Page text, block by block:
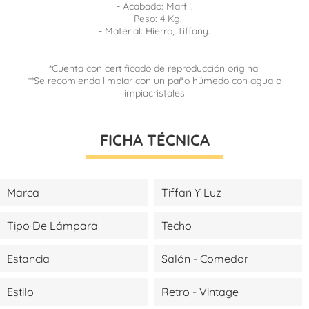
- Acabado: Marfil.
- Peso: 4 Kg.
- Material: Hierro, Tiffany.
*Cuenta con certificado de reproducción original
**Se recomienda limpiar con un paño húmedo con agua o
limpiacristales
FICHA TÉCNICA
Marca Tiffan Y Luz
Tipo De Lámpara Techo
Estancia Salón - Comedor
Estilo Retro - Vintage